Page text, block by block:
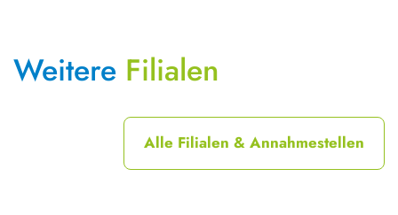
Weitere Filialen
Alle Filialen & Annahmestellen